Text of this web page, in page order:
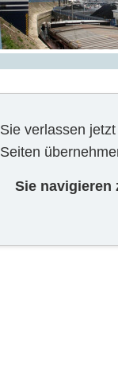
Sie verlassen
Seiten
Sie navigieren